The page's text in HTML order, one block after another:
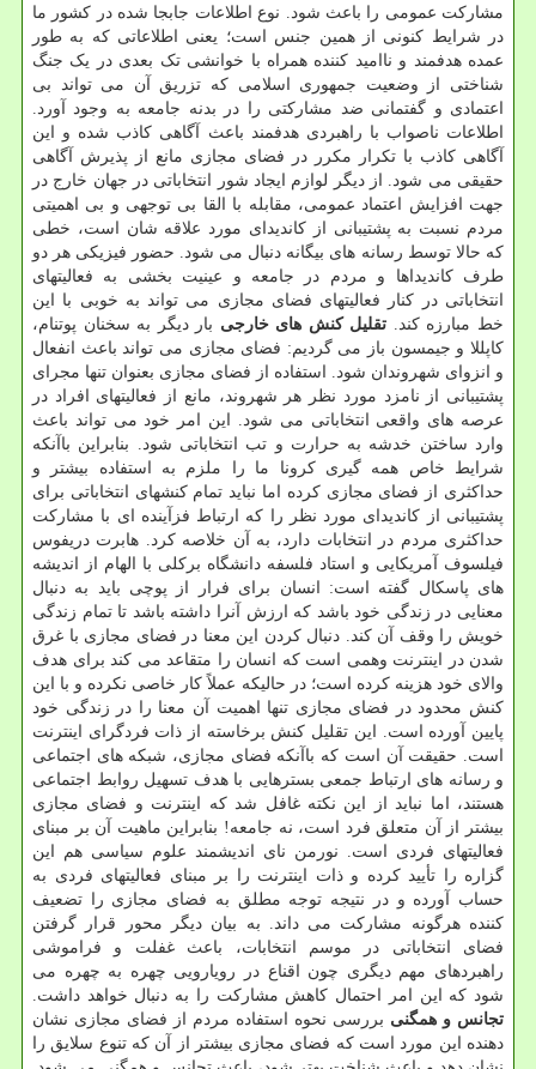
مشارکت عمومی را باعث شود. نوع اطلاعات جابجا شده در کشور ما
در شرایط کنونی از همین جنس است؛ یعنی اطلاعاتی که به طور
عمده هدفمند و ناامید کننده همراه با خوانشی تک بعدی در یک جنگ
شناختی از وضعیت جمهوری اسلامی که تزریق آن می تواند بی
اعتمادی و گفتمانی ضد مشارکتی را در بدنه جامعه به وجود آورد.
اطلاعات ناصواب با راهبردی هدفمند باعث آگاهی کاذب شده و این
آگاهی کاذب با تکرار مکرر در فضای مجازی مانع از پذیرش آگاهی
حقیقی می شود. از دیگر لوازم ایجاد شور انتخاباتی در جهان خارج در
جهت افزایش اعتماد عمومی، مقابله با القا بی توجهی و بی اهمیتی
مردم نسبت به پشتیبانی از کاندیدای مورد علاقه شان است، خطی
که حالا توسط رسانه های بیگانه دنبال می شود. حضور فیزیکی هر دو
طرف کاندیداها و مردم در جامعه و عینیت بخشی به فعالیتهای
انتخاباتی در کنار فعالیتهای فضای مجازی می تواند به خوبی با این
خط مبارزه کند. تقلیل کنش های خارجی بار دیگر به سخنان پوتنام،
کاپللا و جیمسون باز می گردیم: فضای مجازی می تواند باعث انفعال
و انزوای شهروندان شود. استفاده از فضای مجازی بعنوان تنها مجرای
پشتیبانی از نامزد مورد نظر هر شهروند، مانع از فعالیتهای افراد در
عرصه های واقعی انتخاباتی می شود. این امر خود می تواند باعث
وارد ساختن خدشه به حرارت و تب انتخاباتی شود. بنابراین باآنکه
شرایط خاص همه گیری کرونا ما را ملزم به استفاده بیشتر و
حداکثری از فضای مجازی کرده اما نباید تمام کنشهای انتخاباتی برای
پشتیبانی از کاندیدای مورد نظر را که ارتباط فزآینده ای با مشارکت
حداکثری مردم در انتخابات دارد، به آن خلاصه کرد. هابرت دریفوس
فیلسوف آمریکایی و استاد فلسفه دانشگاه برکلی با الهام از اندیشه
های پاسکال گفته است: انسان برای فرار از پوچی باید به دنبال
معنایی در زندگی خود باشد که ارزش آنرا داشته باشد تا تمام زندگی
خویش را وقف آن کند. دنبال کردن این معنا در فضای مجازی با غرق
شدن در اینترنت وهمی است که انسان را متقاعد می کند برای هدف
والای خود هزینه کرده است؛ در حالیکه عملاً کار خاصی نکرده و با این
کنش محدود در فضای مجازی تنها اهمیت آن معنا را در زندگی خود
پایین آورده است. این تقلیل کنش برخاسته از ذات فردگرای اینترنت
است. حقیقت آن است که باآنکه فضای مجازی، شبکه های اجتماعی
و رسانه های ارتباط جمعی بسترهایی با هدف تسهیل روابط اجتماعی
هستند، اما نباید از این نکته غافل شد که اینترنت و فضای مجازی
بیشتر از آن متعلق فرد است، نه جامعه! بنابراین ماهیت آن بر مبنای
فعالیتهای فردی است. نورمن نای اندیشمند علوم سیاسی هم این
گزاره را تأیید کرده و ذات اینترنت را بر مبنای فعالیتهای فردی به
حساب آورده و در نتیجه توجه مطلق به فضای مجازی را تضعیف
کننده هرگونه مشارکت می داند. به بیان دیگر محور قرار گرفتن
فضای انتخاباتی در موسم انتخابات، باعث غفلت و فراموشی
راهبردهای مهم دیگری چون اقناع در رویارویی چهره به چهره می
شود که این امر احتمال کاهش مشارکت را به دنبال خواهد داشت.
تجانس و همگنی بررسی نحوه استفاده مردم از فضای مجازی نشان
دهنده این مورد است که فضای مجازی بیشتر از آن که تنوع سلایق را